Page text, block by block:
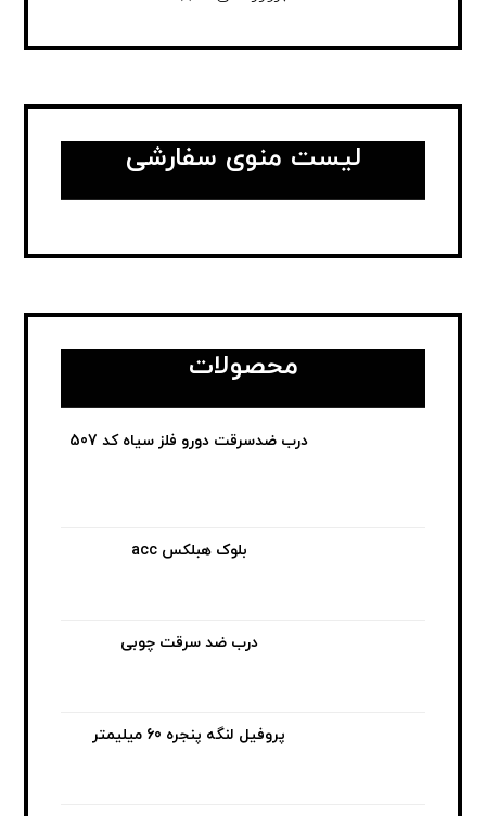
لیست منوی سفارشی
محصولات
درب ضدسرقت دورو فلز سیاه کد 507
بلوک هبلکس acc
درب ضد سرقت چوبی
پروفیل لنگه پنجره 60 میلیمتر